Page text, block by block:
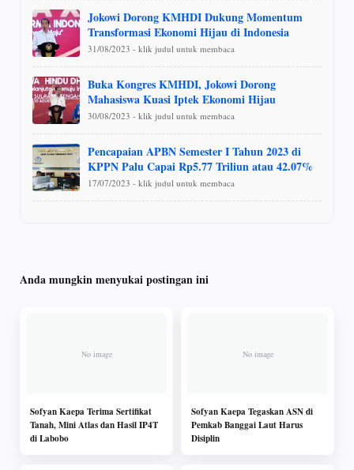
Jokowi Dorong KMHDI Dukung Momentum
Transformasi Ekonomi Hijau di Indonesia
31/08/2023 - klik judul untuk membaca
Buka Kongres KMHDI, Jokowi Dorong
Mahasiswa Kuasi Iptek Ekonomi Hijau
30/08/2023 - klik judul untuk membaca
Pencapaian APBN Semester I Tahun 2023 di
KPPN Palu Capai Rp5.77 Triliun atau 42.07%
17/07/2023 - klik judul untuk membaca
Anda mungkin menyukai postingan ini
Sofyan Kaepa Terima Sertifikat
Tanah, Mini Atlas dan Hasil IP4T
di Labobo
Sofyan Kaepa Tegaskan ASN di
Pemkab Banggai Laut Harus
Disiplin